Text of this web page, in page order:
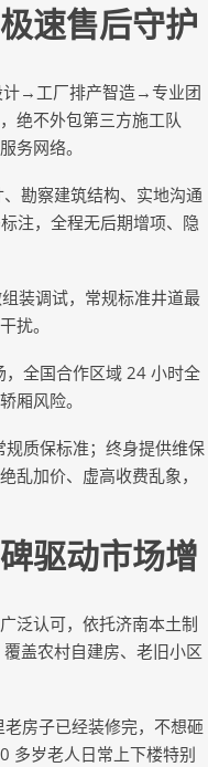
速售后守护
计→工厂排产智造→专业团
绝不外包第三方施工队
务网络。
勘察建筑结构、实地沟通
注，全程无后期增项、隐
装调试，常规标准井道最
扰。
全国合作区域 24 小时全
厢风险。
质保标准；终身提供维保
乱加价、虚高收费乱象，
驱动市场增
泛认可，依托济南本土制
盖农村自建房、老旧小区
房子已经装修完，不想砸
多岁老人日常上下楼特别